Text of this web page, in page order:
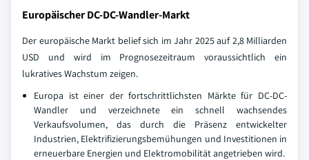
Europäischer DC-DC-Wandler-Markt
Der europäische Markt belief sich im Jahr 2025 auf 2,8 Milliarden
USD und wird im Prognosezeitraum voraussichtlich ein
lukratives Wachstum zeigen.
Europa ist einer der fortschrittlichsten Märkte für DC-DC-
Wandler und verzeichnete ein schnell wachsendes
Verkaufsvolumen, das durch die Präsenz entwickelter
Industrien, Elektrifizierungsbemühungen und Investitionen in
erneuerbare Energien und Elektromobilität angetrieben wird.